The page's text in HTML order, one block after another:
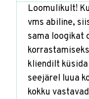
Loomulikult!
vms abiline,
sama loogikat
kliendilt
seejärel luua
kokku